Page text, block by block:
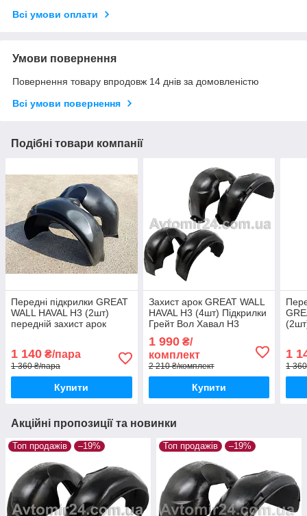
Всі умови оплати
Умови повернення
Повернення товару впродовж 14 днів за домовленістю
Всі умови повернення
Подібні товари компанії
Передні підкрилки GREAT
WALL HAVAL H3 (2шт)
передній захист арок
1 140 ₴/пара
1 360 ₴/пара
Купити
Захист арок GREAT WALL
HAVAL H3 (4шт) Підкрилки
Грейт Вол Хавал Н3
1 990₴/
комплект
2 210 ₴/комплект
Купити
1
1
Акційні пропозиції та новинки
Топ продажів –19% Топ продажів –19%